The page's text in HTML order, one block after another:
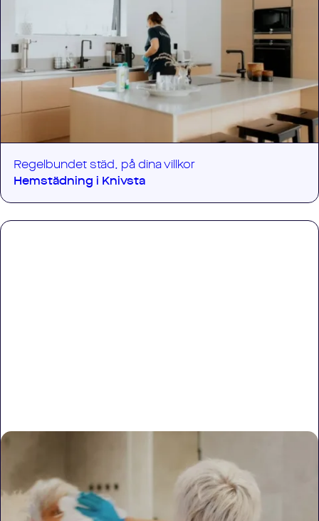
Regelbundet städ, på dina villkor
Hemstädning i Knivsta